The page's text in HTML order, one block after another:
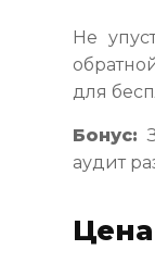
Не
для
Бонус:
аудит